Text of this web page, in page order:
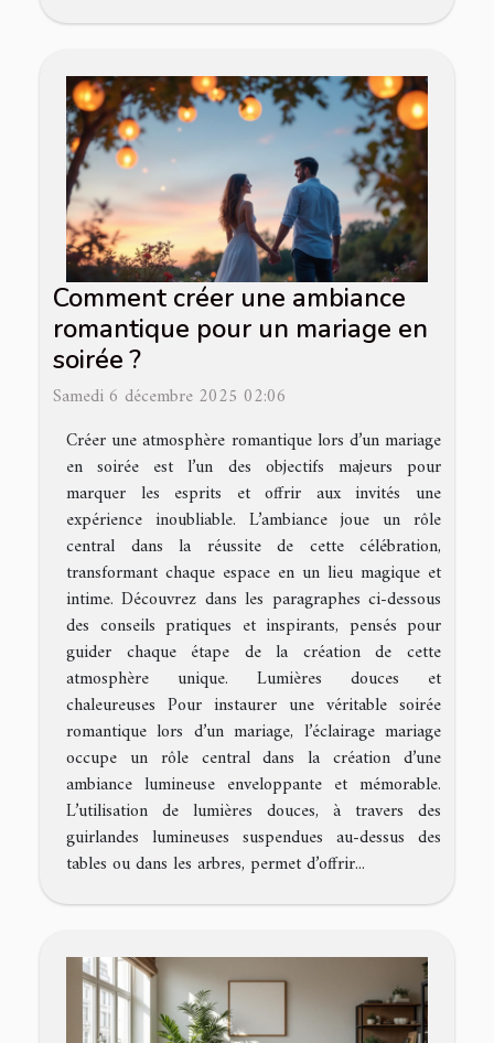
Comment créer une ambiance
romantique pour un mariage en
soirée ?
Samedi 6 décembre 2025 02:06
Créer une atmosphère romantique lors d’un mariage
en soirée est l’un des objectifs majeurs pour
marquer les esprits et offrir aux invités une
expérience inoubliable. L’ambiance joue un rôle
central dans la réussite de cette célébration,
transformant chaque espace en un lieu magique et
intime. Découvrez dans les paragraphes ci-dessous
des conseils pratiques et inspirants, pensés pour
guider chaque étape de la création de cette
atmosphère unique. Lumières douces et
chaleureuses Pour instaurer une véritable soirée
romantique lors d’un mariage, l’éclairage mariage
occupe un rôle central dans la création d’une
ambiance lumineuse enveloppante et mémorable.
L’utilisation de lumières douces, à travers des
guirlandes lumineuses suspendues au-dessus des
tables ou dans les arbres, permet d’offrir...